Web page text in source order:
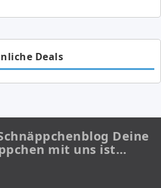
Deals
Deine
mit uns ist…